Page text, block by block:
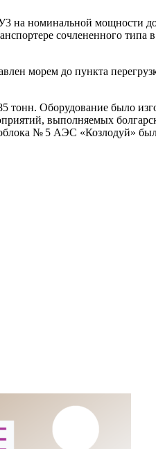
на номинальной мощности
сочлененного типа
морем до пункта
Оборудование было
выполняемых
№ 5 АЭС «Козлодуй» был